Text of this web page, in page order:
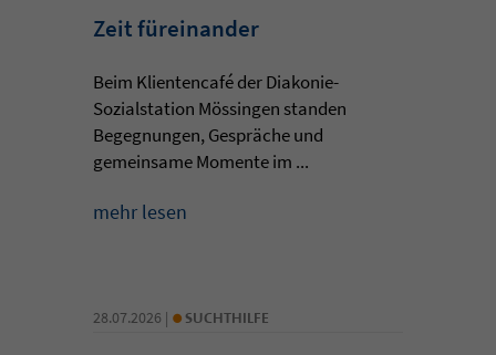
Zeit füreinander
Beim Klientencafé der Diakonie-
Sozialstation Mössingen standen
Begegnungen, Gespräche und
gemeinsame Momente im ...
mehr lesen
28.07.2026 | • SUCHTHILFE